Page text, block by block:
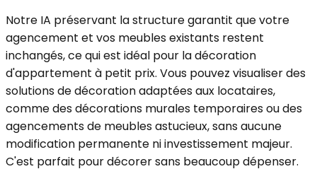
Notre IA préservant la structure garantit que votre
agencement et vos meubles existants restent
inchangés, ce qui est idéal pour la décoration
d'appartement à petit prix. Vous pouvez visualiser des
solutions de décoration adaptées aux locataires,
comme des décorations murales temporaires ou des
agencements de meubles astucieux, sans aucune
modification permanente ni investissement majeur.
C'est parfait pour décorer sans beaucoup dépenser.